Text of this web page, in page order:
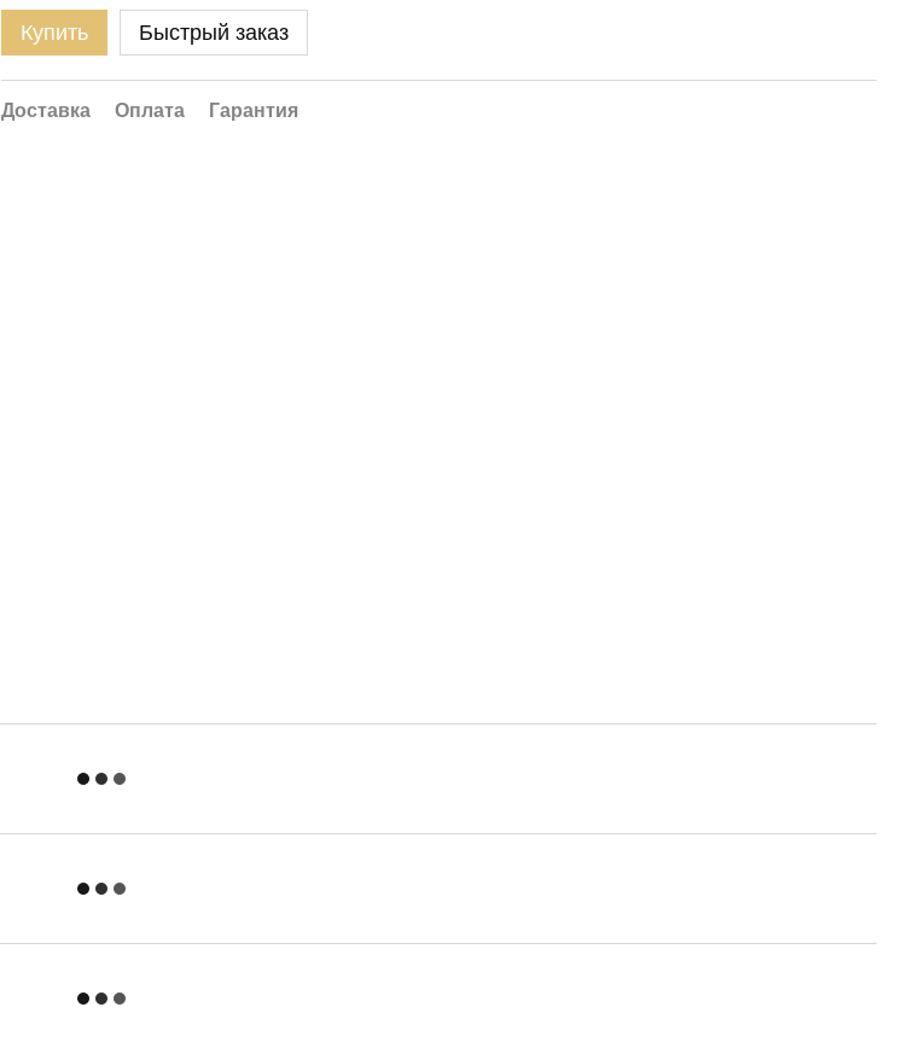
Купить Быстрый заказ
Доставка Оплата Гарантия